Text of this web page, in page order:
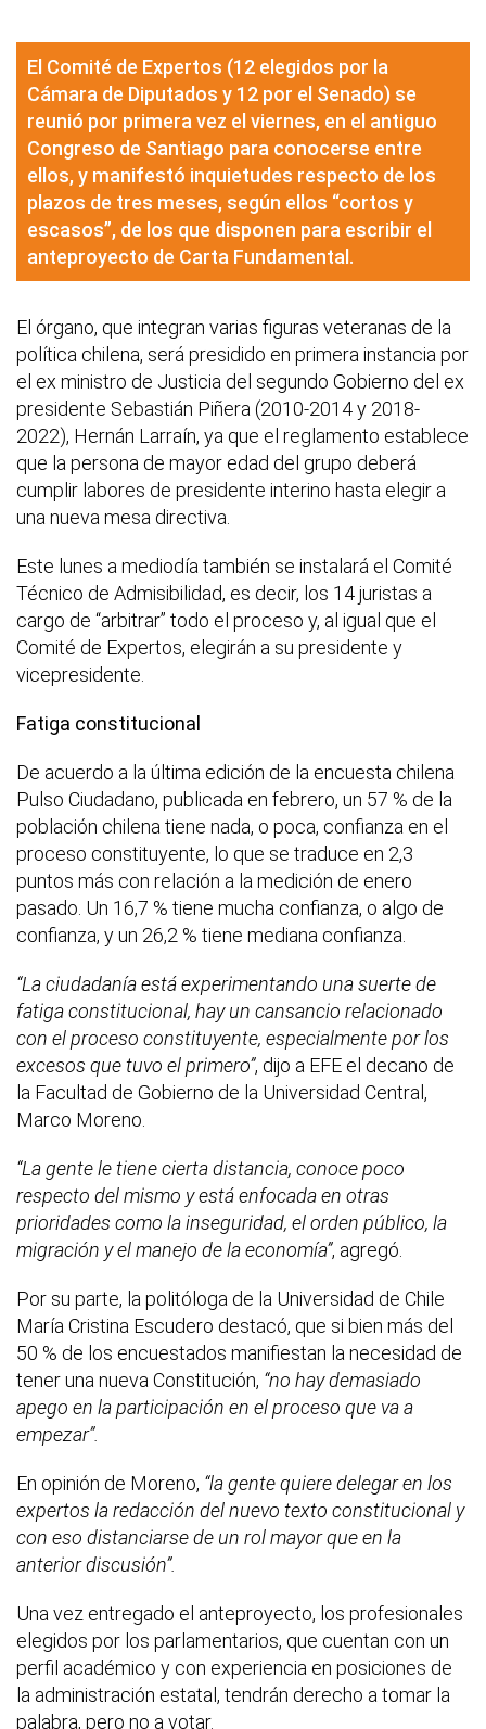
El Comité de Expertos (12 elegidos por la
Cámara de Diputados y 12 por el Senado) se
reunió por primera vez el viernes, en el antiguo
Congreso de Santiago para conocerse entre
ellos, y manifestó inquietudes respecto de los
plazos de tres meses, según ellos “cortos y
escasos”, de los que disponen para escribir el
anteproyecto de Carta Fundamental.
El órgano, que integran varias figuras veteranas de la
política chilena, será presidido en primera instancia por
el ex ministro de Justicia del segundo Gobierno del ex
presidente Sebastián Piñera (2010-2014 y 2018-
2022), Hernán Larraín, ya que el reglamento establece
que la persona de mayor edad del grupo deberá
cumplir labores de presidente interino hasta elegir a
una nueva mesa directiva.
Este lunes a mediodía también se instalará el Comité
Técnico de Admisibilidad, es decir, los 14 juristas a
cargo de “arbitrar” todo el proceso y, al igual que el
Comité de Expertos, elegirán a su presidente y
vicepresidente.
Fatiga constitucional
De acuerdo a la última edición de la encuesta chilena
Pulso Ciudadano, publicada en febrero, un 57 % de la
población chilena tiene nada, o poca, confianza en el
proceso constituyente, lo que se traduce en 2,3
puntos más con relación a la medición de enero
pasado. Un 16,7 % tiene mucha confianza, o algo de
confianza, y un 26,2 % tiene mediana confianza.
“La ciudadanía está experimentando una suerte de
fatiga constitucional, hay un cansancio relacionado
con el proceso constituyente, especialmente por los
excesos que tuvo el primero”, dijo a EFE el decano de
la Facultad de Gobierno de la Universidad Central,
Marco Moreno.
“La gente le tiene cierta distancia, conoce poco
respecto del mismo y está enfocada en otras
prioridades como la inseguridad, el orden público, la
migración y el manejo de la economía”, agregó.
Por su parte, la politóloga de la Universidad de Chile
María Cristina Escudero destacó, que si bien más del
50 % de los encuestados manifiestan la necesidad de
tener una nueva Constitución, “no hay demasiado
apego en la participación en el proceso que va a
empezar”.
En opinión de Moreno, “la gente quiere delegar en los
expertos la redacción del nuevo texto constitucional y
con eso distanciarse de un rol mayor que en la
anterior discusión”.
Una vez entregado el anteproyecto, los profesionales
elegidos por los parlamentarios, que cuentan con un
perfil académico y con experiencia en posiciones de
la administración estatal, tendrán derecho a tomar la
palabra, pero no a votar.